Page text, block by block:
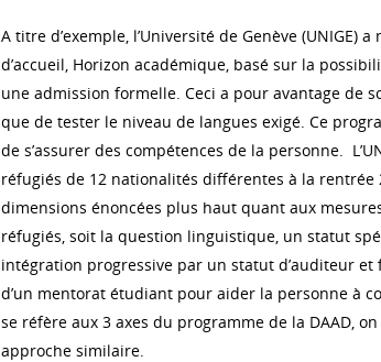
A titre d’exemple, l’Université de Genève (UNIGE)
d’accueil, Horizon académique, basé sur la
une admission formelle. Ceci a pour avantage de
que de tester le niveau de langues exigé. Ce
de s’assurer des compétences de la personne.
réfugiés de 12 nationalités différentes à la rentrée
dimensions énoncées plus haut quant aux
réfugiés, soit la question linguistique, un statut
intégration progressive par un statut d’auditeur
d’un mentorat étudiant pour aider la personne à
se réfère aux 3 axes du programme de la DAAD,
approche similaire.